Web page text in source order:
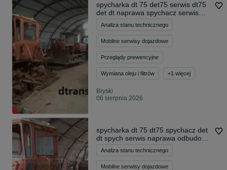
spycharka dt 75 det75 serwis dt75
det dt naprawa spychacz serwis
Analiza stanu technicznego
Mobilne serwisy dojazdowe
Przeglądy prewencyjne
Wymiana oleju i filtrów +1 więcej
Bryski
06 sierpnia 2026
spycharka dt 75 dt75 spychacz det
dt spych serwis naprawa odbudowa
Analiza stanu technicznego
Mobilne serwisy dojazdowe